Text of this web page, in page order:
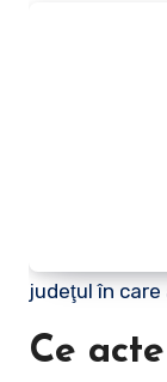
judeţul în
Ce